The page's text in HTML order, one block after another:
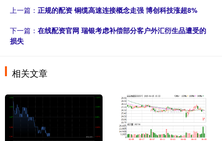
上一篇： 正规的配资 铜缆高速连接概念走强 博创科技涨超8%
下一篇： 在线配资官网 瑞银考虑补偿部分客户外汇衍生品遭受的
损失
相关文章